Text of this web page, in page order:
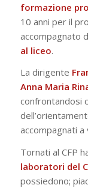
formazione
10 anni per il
accompagnato
al liceo.
La dirigente
Anna Maria
confrontandosi
accompagnati a
Tornati al CFP
laboratori del
possiedono;